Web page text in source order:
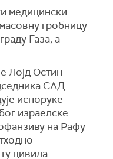
медицински
гробницу
Газа, а
Лојд Остин
САД
испоруке
израелскe
на Рафу
цивила.